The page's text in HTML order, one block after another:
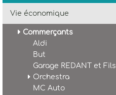
Vie économique
Commerçants
Aldi
But
Garage REDANT et Fils
Orchestra
MC Auto